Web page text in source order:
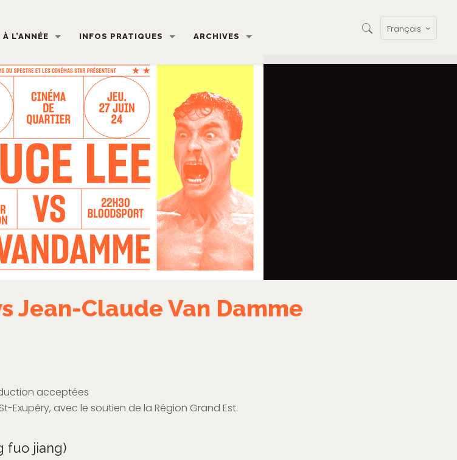
L’ANNÉE INFOS PRATIQUES ARCHIVES
Français
Jean-Claude Van Damme
acceptées
Exupéry, avec le soutien de la Région Grand Est.
fuo jiang)